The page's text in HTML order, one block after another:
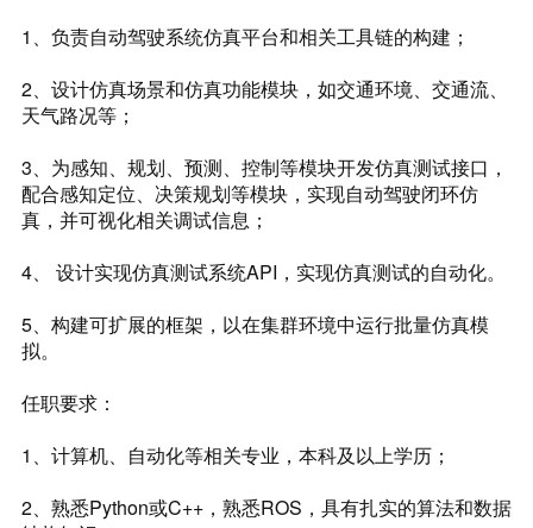
1、负责自动驾驶系统仿真平台和相关工具链的构建；
2、设计仿真场景和仿真功能模块，如交通环境、交通流、
天气路况等；
3、为感知、规划、预测、控制等模块开发仿真测试接口，
配合感知定位、决策规划等模块，实现自动驾驶闭环仿
真，并可视化相关调试信息；
4、 设计实现仿真测试系统API，实现仿真测试的自动化。
5、构建可扩展的框架，以在集群环境中运行批量仿真模
拟。
任职要求：
1、计算机、自动化等相关专业，本科及以上学历；
2、熟悉Python或C++，熟悉ROS，具有扎实的算法和数据